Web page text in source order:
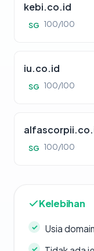
kebi.co.id
SG 100/100
iu.co.id
SG 100/100
SG 100/100
Kelebihan
Usia